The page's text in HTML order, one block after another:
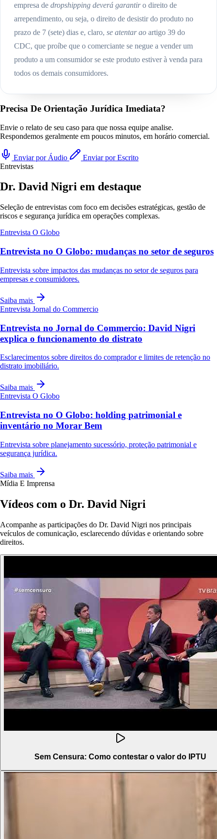
empresa de dropshipping deverá garantiro direito de
arrependimento, ou seja, o direito de desistir do produto no
prazo de 7 (sete) dias e, claro, se atentar ao artigo 39 do
CDC, que proíbe que o comerciante se negue a vender um
produto a um consumidor se este produto estiver à venda para
todos os demais consumidores.
Precisa De Orientação Jurídica Imediata?
Envie o relato de seu caso para que nossa equipe analise.
Respondemos geralmente em poucos minutos, em horário comercial.
Enviar por Áudio
Enviar por Escrito
Entrevistas
Dr. David Nigri em destaque
Seleção de entrevistas com foco em decisões estratégicas, gestão de
riscos e segurança jurídica em operações complexas.
Entrevista O Globo
Entrevista no O Globo: mudanças no setor de seguros
Entrevista sobre impactos das mudanças no setor de seguros para
empresas e consumidores.
Saiba mais
Entrevista Jornal do Commercio
Entrevista no Jornal do Commercio: David Nigri
explica o funcionamento do distrato
Esclarecimentos sobre direitos do comprador e limites de retenção no
distrato imobiliário.
Saiba mais
Entrevista O Globo
Entrevista no O Globo: holding patrimonial e
inventário no Morar Bem
Entrevista sobre planejamento sucessório, proteção patrimonial e
segurança jurídica.
Saiba mais
Mídia E Imprensa
Vídeos com o Dr. David Nigri
Acompanhe as participações do Dr. David Nigri nos principais
veículos de comunicação, esclarecendo dúvidas e orientando sobre
direitos.
Sem Censura: Como contestar o valor do IPTU